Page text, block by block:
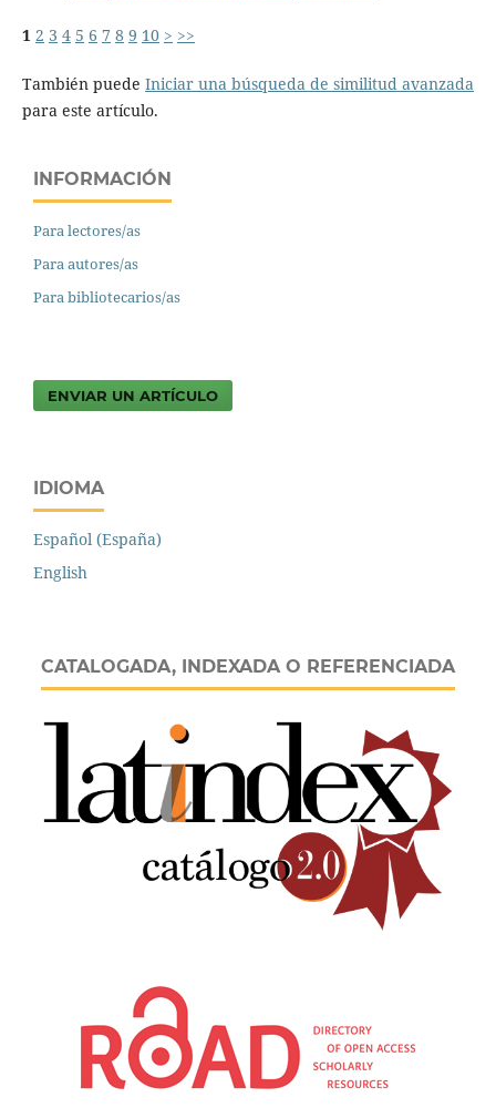
1 2 3 4 5 6 7 8 9 10 > >>
También puede Iniciar una búsqueda de similitud avanzada
para este artículo.
INFORMACIÓN
Para lectores/as
Para autores/as
Para bibliotecarios/as
ENVIAR UN ARTÍCULO
IDIOMA
Español (España)
English
CATALOGADA, INDEXADA O REFERENCIADA